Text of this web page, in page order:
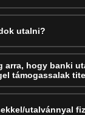
utalni?
arra, hogy banki
támogassalak
utalvánnyal